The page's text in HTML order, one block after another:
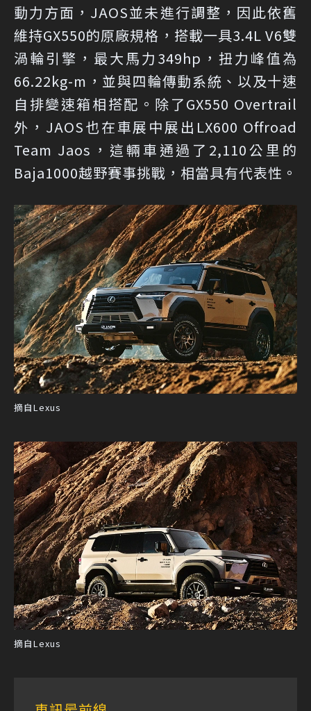
動力方面，JAOS並未進行調整，因此依舊
維持GX550的原廠規格，搭載一具3.4L V6雙
渦輪引擎，最大馬力349hp，扭力峰值為
66.22kg-m，並與四輪傳動系統、以及十速
自排變速箱相搭配。除了GX550 Overtrail
外，JAOS也在車展中展出LX600 Offroad
Team Jaos，這輛車通過了2,110公里的
Baja1000越野賽事挑戰，相當具有代表性。
摘自Lexus
摘自Lexus